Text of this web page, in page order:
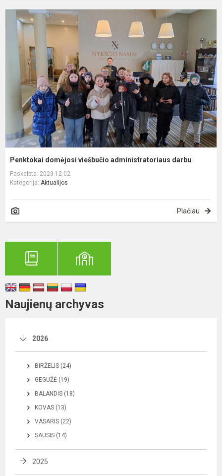
Penktokai domėjosi viešbučio administratoriaus darbu
Paskelbta: 2023-12-02
Kategorija: Aktualijos
Plačiau
Naujienų archyvas
2026
BIRŽELIS (24)
GEGUŽĖ (19)
BALANDIS (18)
KOVAS (13)
VASARIS (22)
SAUSIS (14)
2025